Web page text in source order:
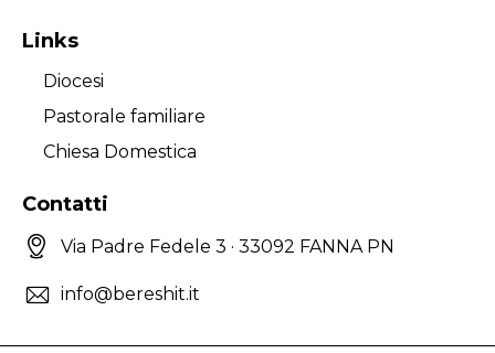
Links
Diocesi
Pastorale familiare
Chiesa Domestica
Contatti
Via Padre Fedele 3 · 33092 FANNA PN
info@bereshit.it